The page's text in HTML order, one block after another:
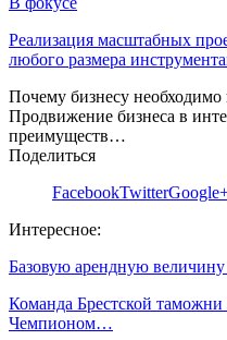
Реализация масштабных
любого размера
Почему бизнесу необходимо
Продвижение бизнеса в
преимуществ…
Поделиться
FacebookTwitter
Интересное:
Базовую арендную
Команда Брестской таможни
Чемпионом…